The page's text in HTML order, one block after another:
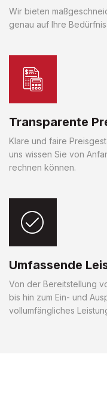
Wir bieten
genau auf Ihre
Transparente
Klare und faire
uns wissen Sie von
rechnen können.
Umfassende
Von der Bereitstellung
bis hin zum Ein- und
vollumfängliches